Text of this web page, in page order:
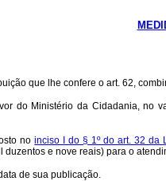
que lhe confere o art. 62,
do Ministério da Cidadania, no
noinciso I do § 1º do art. 32 da
e nove reais) para o
de sua publicação.